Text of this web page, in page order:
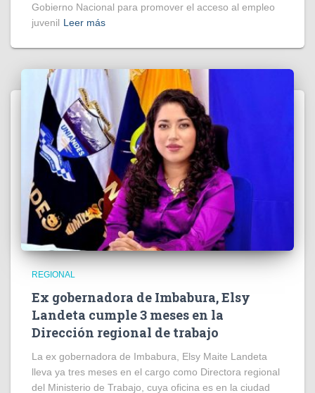
Gobierno Nacional para promover el acceso al empleo
juvenil Leer más
REGIONAL
Ex gobernadora de Imbabura, Elsy
Landeta cumple 3 meses en la
Dirección regional de trabajo
La ex gobernadora de Imbabura, Elsy Maite Landeta
lleva ya tres meses en el cargo como Directora regional
del Ministerio de Trabajo, cuya oficina es en la ciudad